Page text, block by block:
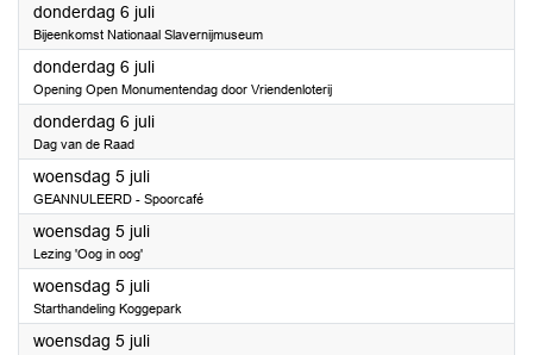
donderdag 6 juli2023
Bijeenkomst Nationaal Slavernijmuseum
donderdag 6 juli2023
Opening Open Monumentendag door Vriendenloterij
donderdag 6 juli2023
Dag van de Raad
woensdag 5 juli2023
GEANNULEERD - Spoorcafé
woensdag 5 juli2023
Lezing 'Oog in oog'
woensdag 5 juli2023
Starthandeling Koggepark
woensdag 5 juli2023